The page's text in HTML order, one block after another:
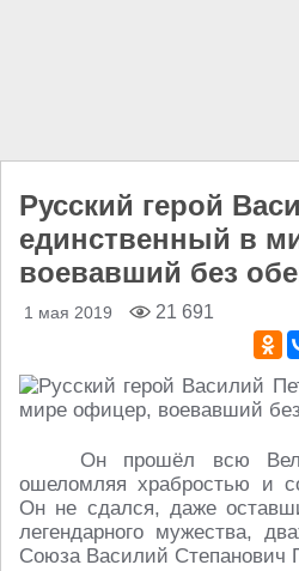
Русский герой
единственный в
воевавший без
1 мая 2019 21 691
Он прошёл всю
ошеломляя храбростью и
Он не сдался, даже
легендарного мужества,
Союза Василий Степанович